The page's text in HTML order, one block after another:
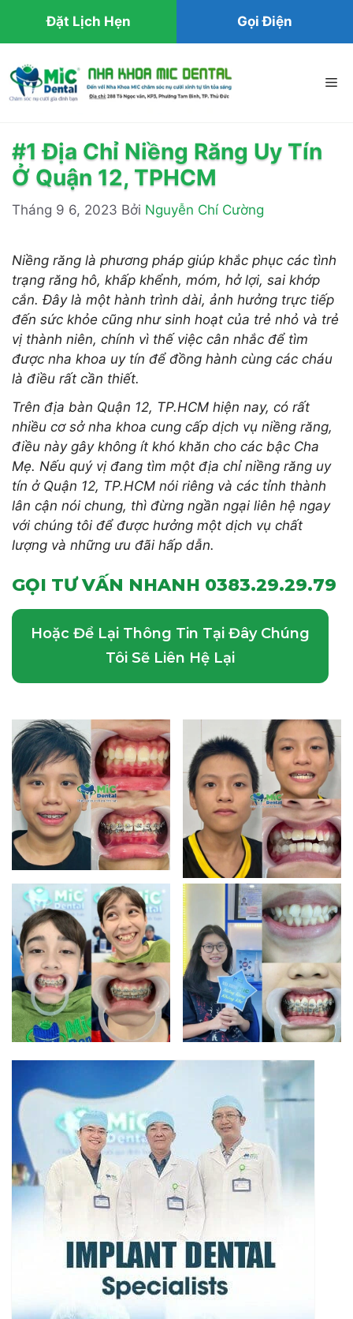
đến
#1 Địa Chỉ Niềng Răng Uy Tín
Ở Quận 12, TPHCM
Tháng 9 6, 2023 Bởi Nguyễn Chí Cường
Niềng răng là phương pháp giúp khắc phục các tình
trạng răng hô, khấp khểnh, móm, hở lợi, sai khớp
cắn. Đây là một hành trình dài, ảnh hưởng trực tiếp
đến sức khỏe cũng như sinh hoạt của trẻ nhỏ và trẻ
vị thành niên, chính vì thế việc cân nhắc để tìm
được nha khoa uy tín để đồng hành cùng các cháu
là điều rất cần thiết.
Trên địa bàn Quận 12, TP.HCM hiện nay, có rất
nhiều cơ sở nha khoa cung cấp dịch vụ niềng răng,
điều này gây không ít khó khăn cho các bậc Cha
Mẹ. Nếu quý vị đang tìm một địa chỉ niềng răng uy
tín ở Quận 12, TP.HCM nói riêng và các tỉnh thành
lân cận nói chung, thì đừng ngần ngại liên hệ ngay
với chúng tôi để được hưởng một dịch vụ chất
lượng và những ưu đãi hấp dẫn.
GỌI TƯ VẤN NHANH 0383.29.29.79
Hoặc Để Lại Thông Tin Tại Đây Chúng
Tôi Sẽ Liên Hệ Lại
Đặt Lịch Hẹn Gọi Điện